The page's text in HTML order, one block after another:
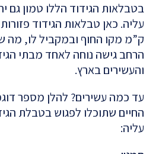
בטבלאות הגידוד הללו טמון גם
ק”מ מקו החוף ובמקביל לו,
הרחב גישה נוחה לאחד מבתי
והעשירים בארץ.
עד כמה עשירים? להלן מספר
החיים שתוכלו לפגוש בטבלת
עליה: